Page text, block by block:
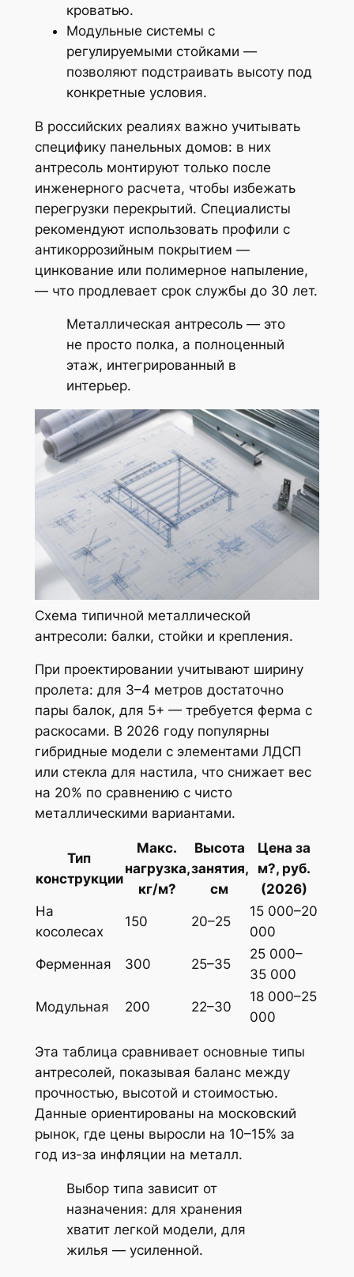
кроватью.
Модульные системы с
регулируемыми стойками —
позволяют подстраивать высоту под
конкретные условия.
В российских реалиях важно учитывать
специфику панельных домов: в них
антресоль монтируют только после
инженерного расчета, чтобы избежать
перегрузки перекрытий. Специалисты
рекомендуют использовать профили с
антикоррозийным покрытием —
цинкование или полимерное напыление,
— что продлевает срок службы до 30 лет.
Металлическая антресоль — это
не просто полка, а полноценный
этаж, интегрированный в
интерьер.
Схема типичной металлической
антресоли: балки, стойки и крепления.
При проектировании учитывают ширину
пролета: для 3–4 метров достаточно
пары балок, для 5+ — требуется ферма с
раскосами. В 2026 году популярны
гибридные модели с элементами ЛДСП
или стекла для настила, что снижает вес
на 20% по сравнению с чисто
металлическими вариантами.
Тип
конструкции
Макс.
нагрузка,
кг/м?
Высота
занятия,
см
Цена за
м?, руб.
(2026)
На
косолесах
150 20–25
15 000–20
000
Ферменная 300 25–35
25 000–
35 000
Модульная 200 22–30
18 000–25
000
Эта таблица сравнивает основные типы
антресолей, показывая баланс между
прочностью, высотой и стоимостью.
Данные ориентированы на московский
рынок, где цены выросли на 10–15% за
год из-за инфляции на металл.
Выбор типа зависит от
назначения: для хранения
хватит легкой модели, для
жилья — усиленной.